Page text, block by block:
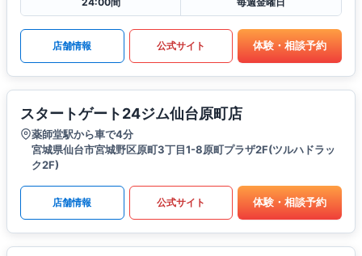
店舗情報 公式サイト 体験・相談予約
スタートゲート24ジム仙台原町店
薬師堂駅から車で4分
宮城県仙台市宮城野区原町3丁目1-8原町プラザ2F(ツルハドラッ
ク2F)
店舗情報 公式サイト 体験・相談予約